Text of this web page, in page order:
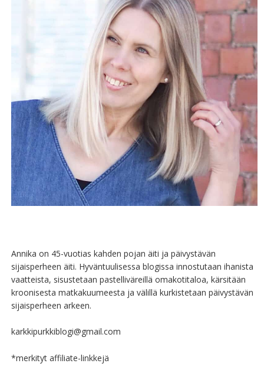
Annika on 45-vuotias kahden pojan äiti ja päivystävän
sijaisperheen äiti. Hyväntuulisessa blogissa innostutaan ihanista
vaatteista, sisustetaan pastelliväreillä omakotitaloa, kärsitään
kroonisesta matkakuumeesta ja välillä kurkistetaan päivystävän
sijaisperheen arkeen.
karkkipurkkiblogi@gmail.com
*merkityt affiliate-linkkejä